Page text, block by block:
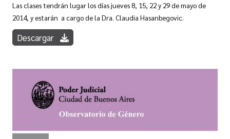
Las clases tendrán lugar los días jueves 8, 15, 22 y 29 de mayo de
2014, y estarán a cargo de la Dra. Claudia Hasanbegovic.
Descargar